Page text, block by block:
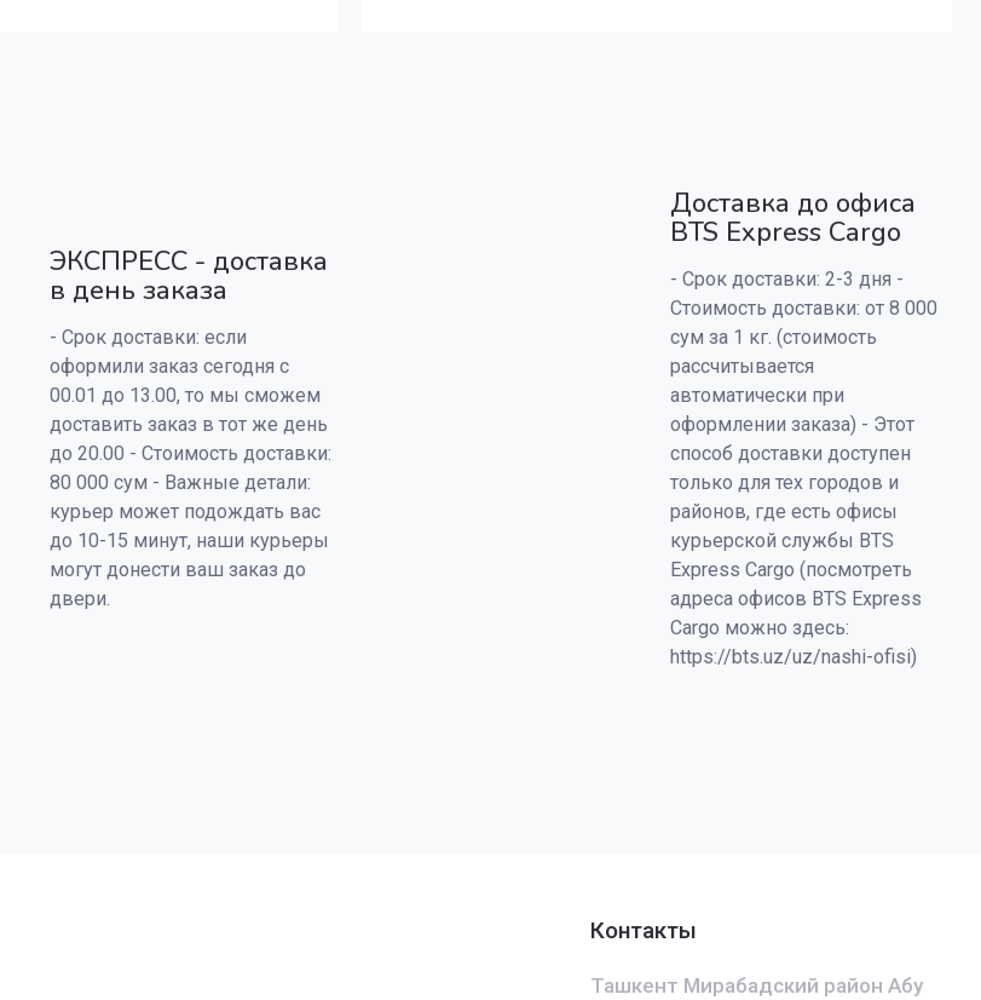
ЭКСПРЕСС - доставка
в день заказа
- Срок доставки: если
оформили заказ сегодня с
00.01 до 13.00, то мы сможем
доставить заказ в тот же день
до 20.00 - Стоимость доставки:
80 000 сум - Важные детали:
курьер может подождать вас
до 10-15 минут, наши курьеры
могут донести ваш заказ до
двери.
Доставка до офиса
BTS Express Cargo
- Срок доставки: 2-3 дня -
Стоимость доставки: от 8 000
сум за 1 кг. (стоимость
рассчитывается
автоматически при
оформлении заказа) - Этот
способ доставки доступен
только для тех городов и
районов, где есть офисы
курьерской службы BTS
Express Cargo (посмотреть
адреса офисов BTS Express
Cargo можно здесь:
https://bts.uz/uz/nashi-ofisi)
Контакты
Ташкент Мирабадский район Абу